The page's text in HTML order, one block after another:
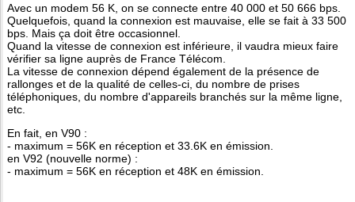
Avec un modem 56 K, on se connecte entre 40 000 et 50 666 bps.
Quelquefois, quand la connexion est mauvaise, elle se fait à 33 500
bps. Mais ça doit être occasionnel.
Quand la vitesse de connexion est inférieure, il vaudra mieux faire
vérifier sa ligne auprès de France Télécom.
La vitesse de connexion dépend également de la présence de
rallonges et de la qualité de celles-ci, du nombre de prises
téléphoniques, du nombre d'appareils branchés sur la même ligne,
etc.
En fait, en V90 :
- maximum = 56K en réception et 33.6K en émission.
en V92 (nouvelle norme) :
- maximum = 56K en réception et 48K en émission.